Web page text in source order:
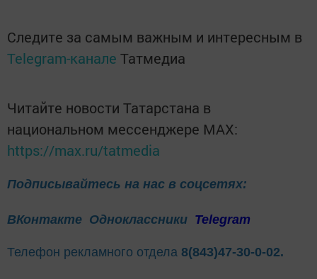
Следите за самым важным и интересным в
Telegram-канале Татмедиа
Читайте новости Татарстана в
национальном мессенджере MАХ:
https://max.ru/tatmedia
Подписывайтесь на нас в соцсетях:
ВКонтакте Одноклассники Telegram
Телефон рекламного отдела 8(843)47-30-0-02.